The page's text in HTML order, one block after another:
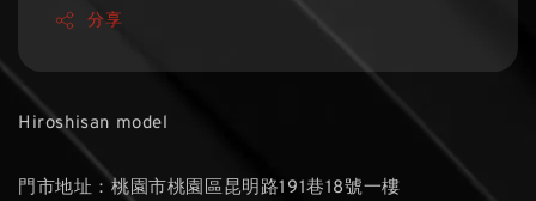
分享
Hiroshisan model
門市地址：桃園市桃園區昆明路191巷18號一樓